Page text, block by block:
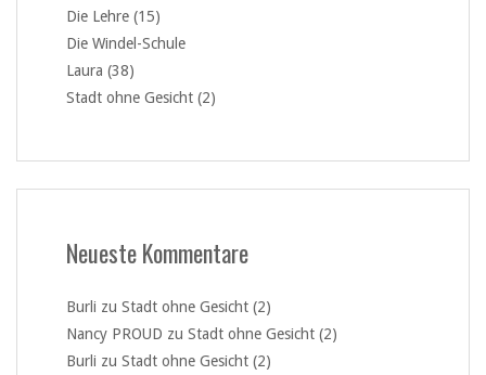
Die Lehre (15)
Die Windel-Schule
Laura (38)
Stadt ohne Gesicht (2)
Neueste Kommentare
Burli zu Stadt ohne Gesicht (2)
Nancy PROUD zu Stadt ohne Gesicht (2)
Burli zu Stadt ohne Gesicht (2)